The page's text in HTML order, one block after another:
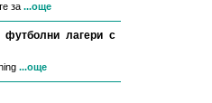
за ...още
лагери с
...още